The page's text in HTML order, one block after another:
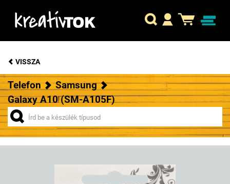
VISSZA
Telefon
Samsung
Galaxy A10 (SM-A105F)